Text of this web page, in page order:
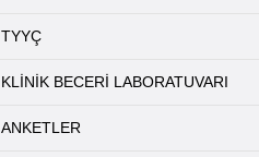
TYYÇ
KLİNİK BECERİ LABORATUVARI
ANKETLER